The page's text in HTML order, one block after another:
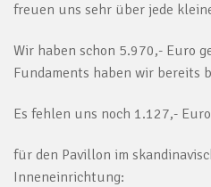
freuen uns sehr über jede
Wir haben schon 5.970,- Euro
Fundaments haben wir bereits
Es fehlen uns noch 1.127,- Euro
für den Pavillon im
Inneneinrichtung: